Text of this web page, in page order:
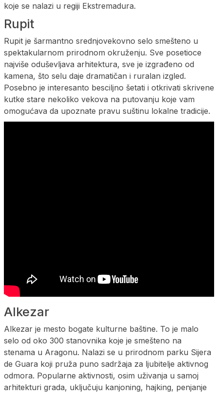
koje se nalazi u regiji Ekstremadura.
Rupit
Rupit je šarmantno srednjovekovno selo smešteno u
spektakularnom prirodnom okruženju. Sve posetioce
najviše oduševljava arhitektura, sve je izgrađeno od
kamena, što selu daje dramatičan i ruralan izgled.
Posebno je interesanto besciljno šetati i otkrivati skrivene
kutke stare nekoliko vekova na putovanju koje vam
omogućava da upoznate pravu suštinu lokalne tradicije.
Alkezar
Alkezar je mesto bogate kulturne baštine. To je malo
selo od oko 300 stanovnika koje je smešteno na
stenama u Aragonu. Nalazi se u prirodnom parku Sijera
de Guara koji pruža puno sadržaja za ljubitelje aktivnog
odmora. Popularne aktivnosti, osim uživanja u samoj
arhitekturi grada, uključuju kanjoning, hajking, penjanje